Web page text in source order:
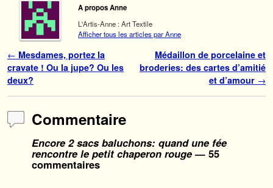
A propos Anne
L'Artis-Anne : Art Textile
Afficher tous les articles par Anne
Navigation des articles
← Mesdames, portez la
cravate ! Ou la jupe? Ou les
deux?
Médaillon de porcelaine et
broderies: des cartes d’amitié
et d’amour →
Commentaire
Encore 2 sacs baluchons: quand une fée
rencontre le petit chaperon rouge— 55
commentaires